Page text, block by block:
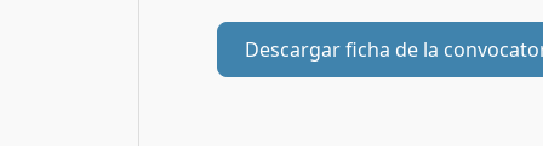
Descargar ficha de la